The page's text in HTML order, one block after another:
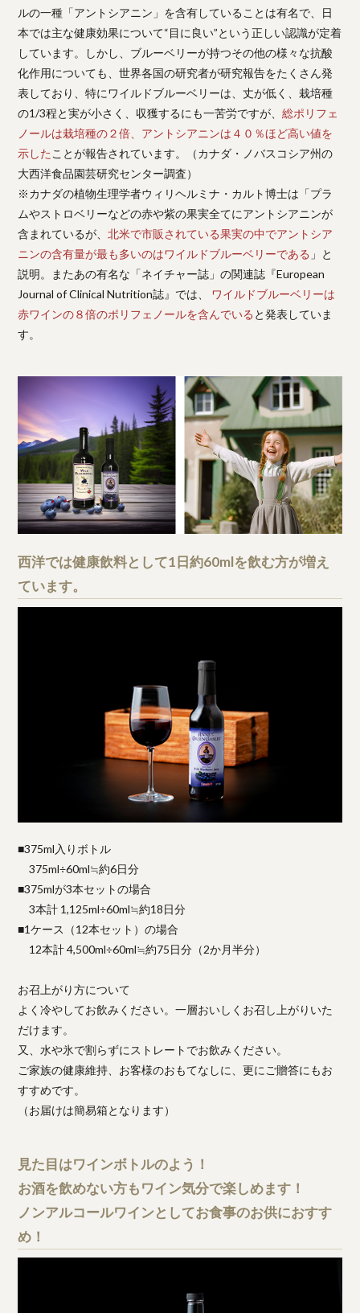
ルの一種「アントシアニン」を含有していることは有名で、日
本では主な健康効果について“目に良い”という正しい認識が定着
しています。しかし、ブルーベリーが持つその他の様々な抗酸
化作用についても、世界各国の研究者が研究報告をたくさん発
表しており、特にワイルドブルーベリーは、丈が低く、栽培種
の1/3程と実が小さく、収獲するにも一苦労ですが、総ポリフェ
ノールは栽培種の２倍、アントシアニンは４０％ほど高い値を
示した ことが報告されています。（カナダ・ノバスコシア州の
大西洋食品園芸研究センター調査）
※カナダの植物生理学者ウィリヘルミナ・カルト博士は「プラ
ムやストロベリーなどの赤や紫の果実全てにアントシアニンが
含まれているが、北米で市販されている果実の中でアントシア
ニンの含有量が最も多いのはワイルドブルーベリーである 」と
説明。またあの有名な「ネイチャー誌」の関連誌『European
Journal of Clinical Nutrition誌』では、
ワイルドブルーベリーは
赤ワインの８倍のポリフェノールを含んでいる と発表していま
す。
西洋では健康飲料として1日約60mlを飲む方が増え
ています。
■375ml入りボトル
375ml÷60ml≒約6日分
■375mlが3本セットの場合
3本計 1,125ml÷60ml≒約18日分
■1ケース（12本セット）の場合
12本計 4,500ml÷60ml≒約75日分（2か月半分）
お召上がり方について
よく冷やしてお飲みください。一層おいしくお召し上がりいた
だけます。
又、水や氷で割らずにストレートでお飲みください。
ご家族の健康維持、お客様のおもてなしに、更にご贈答にもお
すすめです。
（お届けは簡易箱となります）
見た目はワインボトルのよう！
お酒を飲めない方もワイン気分で楽しめます！
ノンアルコールワインとしてお食事のお供におすす
め！